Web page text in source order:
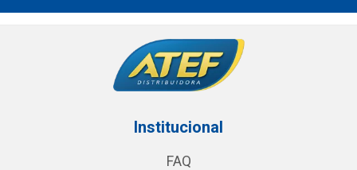
Institucional
FAQ